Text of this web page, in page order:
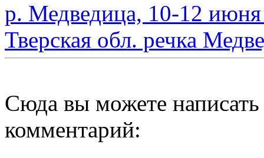
р. Медведица, 10-12
Тверская обл. речка
Сюда вы можете
комментарий: